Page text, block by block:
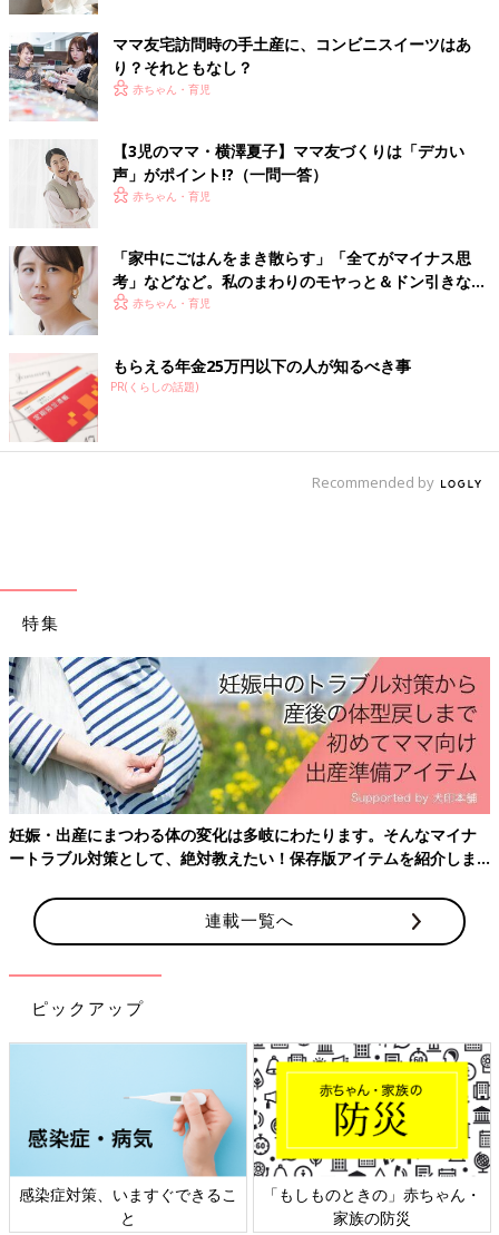
他にも、こんなお悩みが寄せられています！
「知り合いの先輩ママさんは仲良し3人組、子どもは3人とも乳
児。毎日ランチをつくるのは大変なので、平日は1人がランチを
とによって、3日に1回しかランチをつくらなくてよくなります。
先輩ママさんに、このようなローテーションランチをすすめられ
ました。みなさんはローテーションランチ、楽だと感じますか？
私は出不精なので、1人で手抜きランチのほうが楽だと思ってし
まいました」
ウィメンズパークでの意見は…？
嫌いな食べものに気をつかう
「ローテーションランチ、楽じゃないです。献立も思いつきです
ぐに作れないし、嫌いなものや苦手なものでも大人だからふつう
に食べなきゃいけないし……。何よりおもてなししなければなら
「1人の方が楽です。乳児がいて出掛けるのは大変だし、子ども
が寝る時間やミルクの時間も日によって違うし……。約束してそ
の時間になんて大変すぎる。子どもが寝た隙に簡単なもので済ま
せる方が気楽でいいな」
昔からの友だちならアリだけど
「昔からの友だちと同時期に子どもを産んでママ友に…っていう
関係だったらアリかも。子どもを産んだ後にできたママ友さん
と…と想像したら、それは無理。幼なじみだったら、私が料理が
得意じゃないのが分かっているから、手抜きでも何も思わないだ
ろうけど、知り合って間もない人に手抜き料理ばかり出せないで
今後の友人関係の妨げに
た。大人3人と乳児3人のランチを3日に1回作るなんてあり得な
いし無理！振る舞うなら最低限恥ずかしくないよう、お互い見栄
をはって頑張りませんか？ 仲良しでも『あの家のランチしょぼ
い』『お金かかってない』となりそう……。昔ちょっと近い経験
があり大変でした。友人関係を壊さないためにも、ある程度の線
引きは大事です」
ふつうの友だち付き合いとはまた違った一面があるママ友とのお
付き合い。とくに自宅でのランチ会では、もやっとする場面に遭
遇してしまう確率は高いのかも……。価値観や感覚に違いはあり
ママ友宅訪問時の手土産に、コンビニスイーツはあ
り？それともなし？
赤ちゃん・育児
【3児のママ・横澤夏子】ママ友づくりは「デカい
声」がポイント!?（一問一答）
赤ちゃん・育児
「家中にごはんをまき散らす」「全てがマイナス思
考」などなど。私のまわりのモヤっと＆ドン引きなマ
マ友・パパ友
赤ちゃん・育児
もらえる年金25万円以下の人が知るべき事
PR(くらしの話題)
Recommended by
特集
妊娠・出産にまつわる体の変化は多岐にわたります。そんなマイナ
ートラブル対策として、絶対教えたい！保存版アイテムを紹介しま
連載一覧へ
ピックアップ
感染症対策、いますぐできるこ
と
「もしものときの」赤ちゃん・
家族の防災